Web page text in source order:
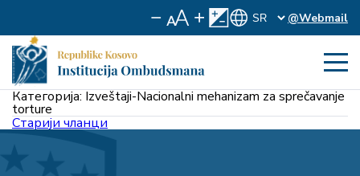
@Webmail
Категорија: Izveštaji-Nacionalni mehanizam za sprečavanje
torture
Кретање
чланака
Старији чланци